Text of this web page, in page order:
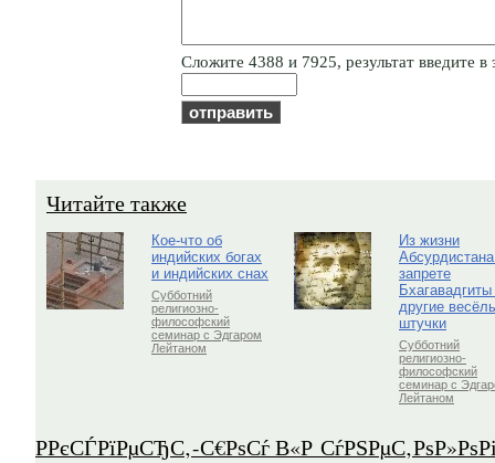
Cлoжитe 4388 и 7925, результат введите в
Читайте также
Кое-что об
индийских богах
и индийских снах
Субботний
религиозно-
философский
семинар с Эдгаром
Лейтаном
Из жизни
запрете
Бхагавадгиты
другие
штучки
Субботний
религиозно-
философский
семинар с
Лейтаном
Р­РєСЃРїРµСЂС‚-С€РѕСѓ В«Р